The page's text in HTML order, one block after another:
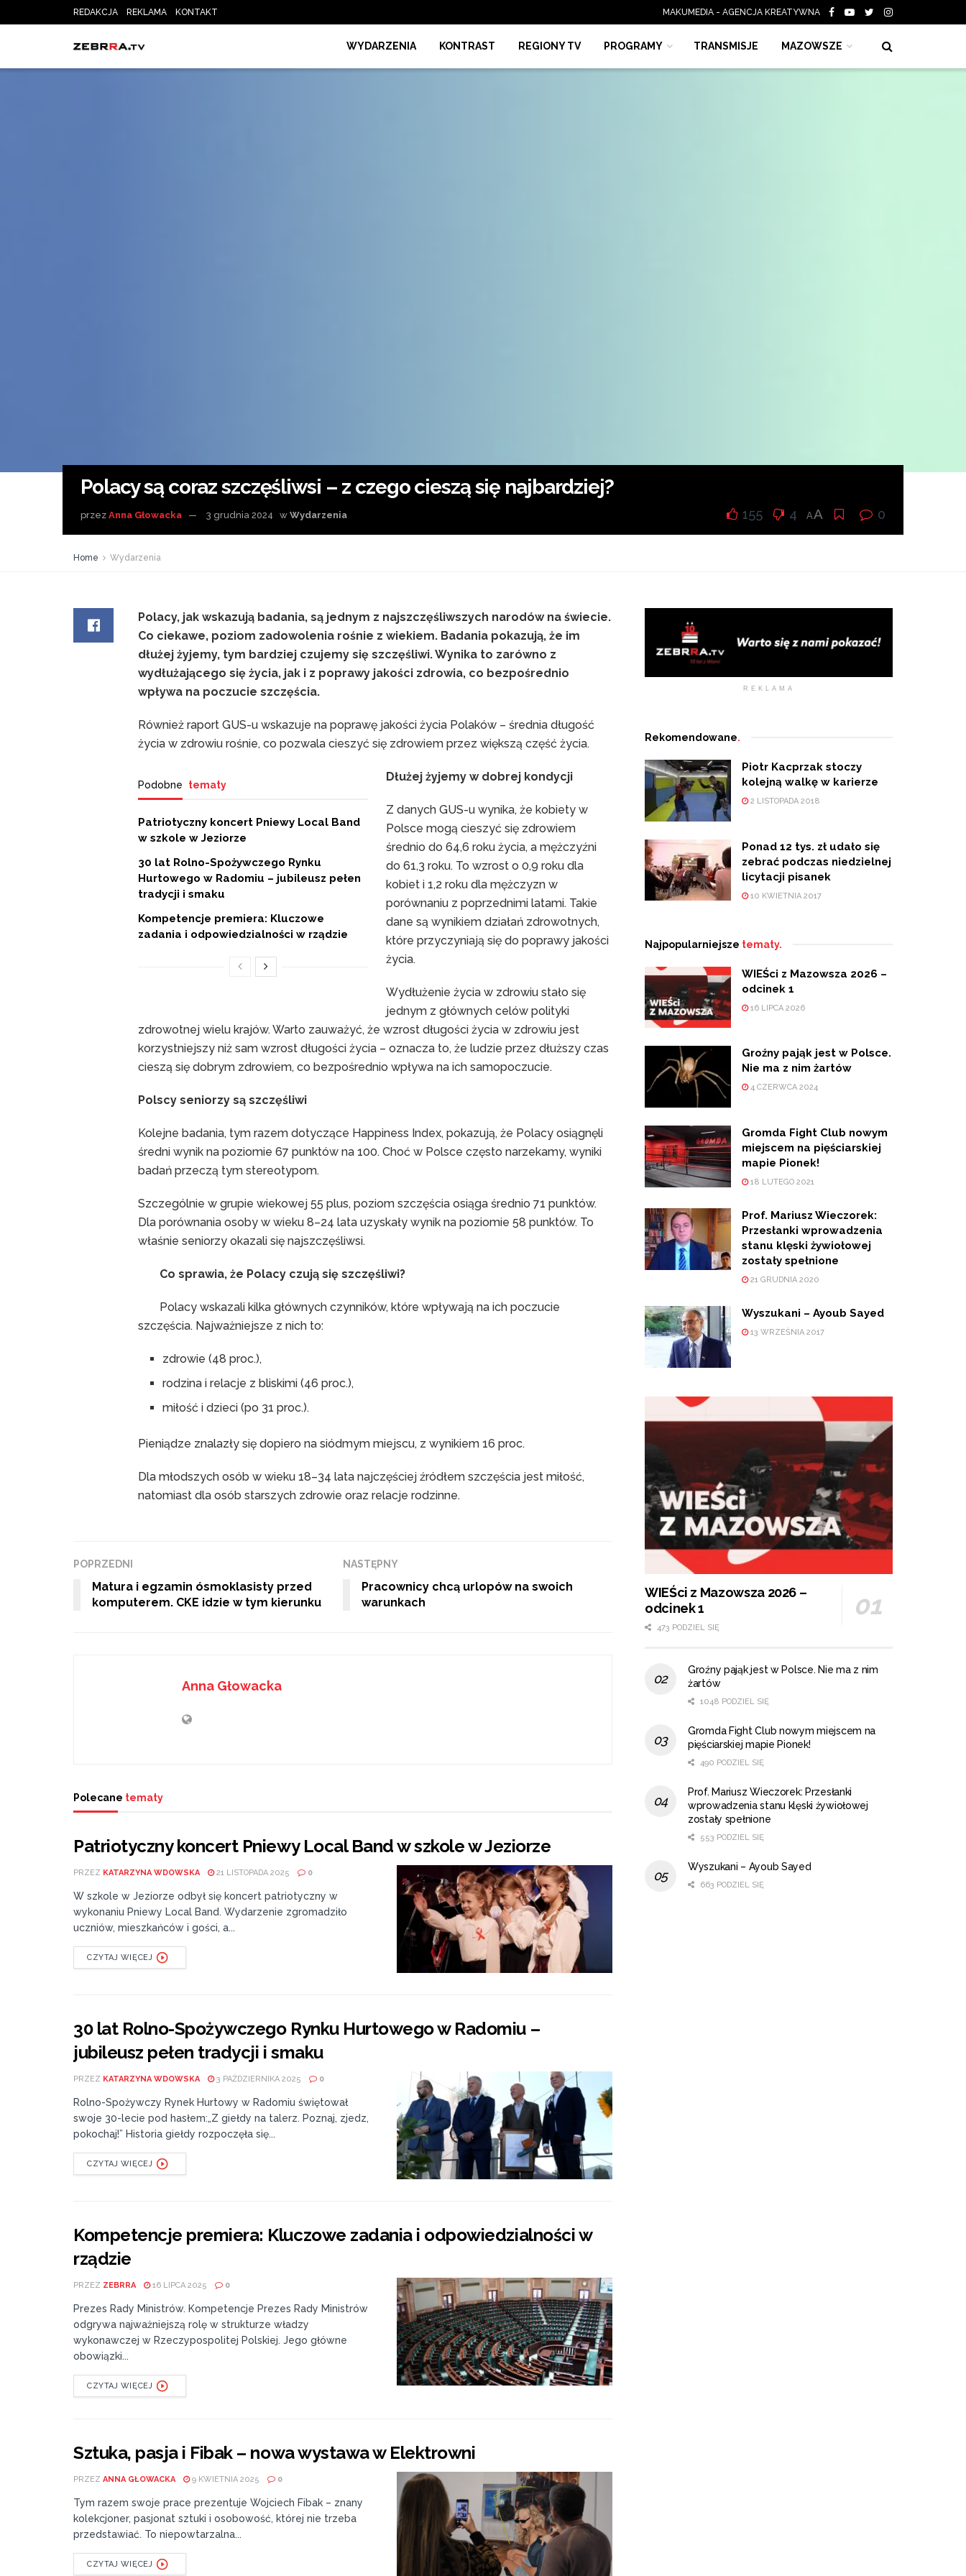
REDAKCJA REKLAMA KONTAKT MAKUMEDIA - AGENCJA KREATYWNA
WYDARZENIA KONTRAST REGIONY TV PROGRAMY TRANSMISJE MAZOWSZE
Polacy są coraz szczęśliwsi – z czego cieszą się najbardziej?
przez Anna Głowacka 3 grudnia 2024 w Wydarzenia 155 4 AA 0
Home Wydarzenia
Polacy, jak wskazują badania, są jednym z najszczęśliwszych narodów na świecie.
Co ciekawe, poziom zadowolenia rośnie z wiekiem. Badania pokazują, że im
dłużej żyjemy, tym bardziej czujemy się szczęśliwi. Wynika to zarówno z
wydłużającego się życia, jak i z poprawy jakości zdrowia, co bezpośrednio
wpływa na poczucie szczęścia.
Również raport GUS-u wskazuje na poprawę jakości życia Polaków – średnia długość
życia w zdrowiu rośnie, co pozwala cieszyć się zdrowiem przez większą część życia.
Podobne tematy
Patriotyczny koncert Pniewy Local Band
w szkole w Jeziorze
30 lat Rolno-Spożywczego Rynku
Hurtowego w Radomiu – jubileusz pełen
tradycji i smaku
Kompetencje premiera: Kluczowe
zadania i odpowiedzialności w rządzie
Dłużej żyjemy w dobrej kondycji
Z danych GUS-u wynika, że kobiety w
Polsce mogą cieszyć się zdrowiem
średnio do 64,6 roku życia, a mężczyźni
do 61,3 roku. To wzrost o 0,9 roku dla
kobiet i 1,2 roku dla mężczyzn w
porównaniu z poprzednimi latami. Takie
dane są wynikiem działań zdrowotnych,
które przyczyniają się do poprawy jakości
życia.
Wydłużenie życia w zdrowiu stało się
jednym z głównych celów polityki
zdrowotnej wielu krajów. Warto zauważyć, że wzrost długości życia w zdrowiu jest
korzystniejszy niż sam wzrost długości życia – oznacza to, że ludzie przez dłuższy czas
cieszą się dobrym zdrowiem, co bezpośrednio wpływa na ich samopoczucie.
Polscy seniorzy są szczęśliwi
Kolejne badania, tym razem dotyczące Happiness Index, pokazują, że Polacy osiągnęli
średni wynik na poziomie 67 punktów na 100. Choć w Polsce często narzekamy, wyniki
badań przeczą tym stereotypom.
Szczególnie w grupie wiekowej 55 plus, poziom szczęścia osiąga średnio 71 punktów.
Dla porównania osoby w wieku 8–24 lata uzyskały wynik na poziomie 58 punktów. To
właśnie seniorzy okazali się najszczęśliwsi.
Co sprawia, że Polacy czują się szczęśliwi?
Polacy wskazali kilka głównych czynników, które wpływają na ich poczucie
szczęścia. Najważniejsze z nich to:
zdrowie (48 proc.),
rodzina i relacje z bliskimi (46 proc.),
miłość i dzieci (po 31 proc.).
Pieniądze znalazły się dopiero na siódmym miejscu, z wynikiem 16 proc.
Dla młodszych osób w wieku 18–34 lata najczęściej źródłem szczęścia jest miłość,
natomiast dla osób starszych zdrowie oraz relacje rodzinne.
POPRZEDNI
Matura i egzamin ósmoklasisty przed
komputerem. CKE idzie w tym kierunku
NASTĘPNY
Pracownicy chcą urlopów na swoich
warunkach
Anna Głowacka
Polecane tematy
Patriotyczny koncert Pniewy Local Band w szkole w Jeziorze
PRZEZ KATARZYNA WDOWSKA 21 LISTOPADA 2025 0
W szkole w Jeziorze odbył się koncert patriotyczny w
wykonaniu Pniewy Local Band. Wydarzenie zgromadziło
uczniów, mieszkańców i gości, a...
CZYTAJ WIĘCEJ
30 lat Rolno-Spożywczego Rynku Hurtowego w Radomiu –
jubileusz pełen tradycji i smaku
PRZEZ KATARZYNA WDOWSKA 3 PAŹDZIERNIKA 2025 0
Rolno-Spożywczy Rynek Hurtowy w Radomiu świętował
swoje 30-lecie pod hasłem:„Z giełdy na talerz. Poznaj, zjedz,
pokochaj!” Historia giełdy rozpoczęła się...
CZYTAJ WIĘCEJ
Kompetencje premiera: Kluczowe zadania i odpowiedzialności w
rządzie
PRZEZ ZEBRRA 16 LIPCA 2025 0
Prezes Rady Ministrów. Kompetencje Prezes Rady Ministrów
odgrywa najważniejszą rolę w strukturze władzy
wykonawczej w Rzeczypospolitej Polskiej. Jego główne
obowiązki...
CZYTAJ WIĘCEJ
Sztuka, pasja i Fibak – nowa wystawa w Elektrowni
PRZEZ ANNA GŁOWACKA 9 KWIETNIA 2025 0
Tym razem swoje prace prezentuje Wojciech Fibak – znany
kolekcjoner, pasjonat sztuki i osobowość, której nie trzeba
przedstawiać. To niepowtarzalna...
CZYTAJ WIĘCEJ
REKLAMA
Rekomendowane.
Piotr Kacprzak stoczy
kolejną walkę w karierze
2 LISTOPADA 2018
Ponad 12 tys. zł udało się
zebrać podczas niedzielnej
licytacji pisanek
10 KWIETNIA 2017
Najpopularniejsze tematy.
WIEŚci z Mazowsza 2026 –
odcinek 1
16 LIPCA 2026
Groźny pająk jest w Polsce.
Nie ma z nim żartów
4 CZERWCA 2024
Gromda Fight Club nowym
miejscem na pięściarskiej
mapie Pionek!
18 LUTEGO 2021
Prof. Mariusz Wieczorek:
Przesłanki wprowadzenia
stanu klęski żywiołowej
zostały spełnione
21 GRUDNIA 2020
Wyszukani – Ayoub Sayed
13 WRZEŚNIA 2017
WIEŚci z Mazowsza 2026 –
odcinek 1
473 PODZIEL SIĘ
Groźny pająk jest w Polsce. Nie ma z nim
żartów
1048 PODZIEL SIĘ
Gromda Fight Club nowym miejscem na
pięściarskiej mapie Pionek!
490 PODZIEL SIĘ
Prof. Mariusz Wieczorek: Przesłanki
wprowadzenia stanu klęski żywiołowej
zostały spełnione
553 PODZIEL SIĘ
Wyszukani – Ayoub Sayed
663 PODZIEL SIĘ